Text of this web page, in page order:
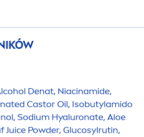
Denat, Niacinamide,
Castor Oil, Isobutylamido
Sodium Hyaluronate, Aloe
Juice Powder, Glucosylrutin,